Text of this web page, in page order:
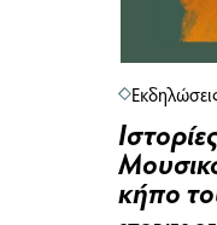
κήπο